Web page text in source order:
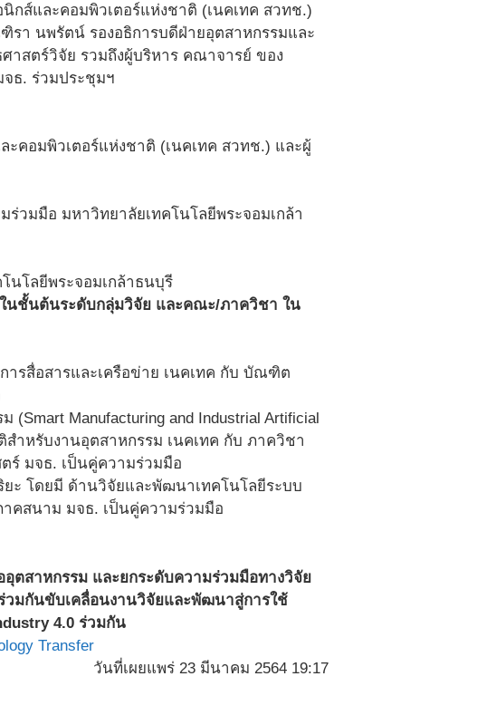
กส์และคอมพิวเตอร์แห่งชาติ (เนคเทค สวทช.)
า นพรัตน์ รองอธิการบดีฝ่ายอุตสาหกรรมและ
าสตร์วิจัย รวมถึงผู้บริหาร คณาจารย์ ของ
ธ. ร่วมประชุมฯ
คอมพิวเตอร์แห่งชาติ (เนคเทค สวทช.) และผู้
วมมือ มหาวิทยาลัยเทคโนโลยีพระจอมเกล้า
นโลยีพระจอมเกล้าธนบุรี
นชั้นต้นระดับกลุ่มวิจัย และคณะ/ภาควิชา ใน
ารสื่อสารและเครือข่าย เนคเทค กับ บัณฑิต
Manufacturing and Industrial Artificial
ำหรับงานอุตสาหกรรม เนคเทค กับ ภาควิชา
ร์ มจธ. เป็นคู่ความร่วมมือ
ะ โดยมี ด้านวิจัยและพัฒนาเทคโนโลยีระบบ
คสนาม มจธ. เป็นคู่ความร่วมมือ
ตสาหกรรม และยกระดับความร่วมมือทางวิจัย
วมกันขับเคลื่อนงานวิจัยและพัฒนาสู่การใช้
4.0 ร่วมกัน
Transfer
วันที่เผยแพร่ 23 มีนาคม 2564 19:17